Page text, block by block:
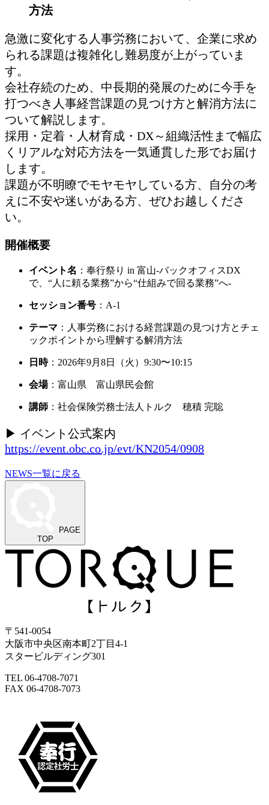
方法
急激に変化する人事労務において、企業に求め
られる課題は複雑化し難易度が上がっていま
す。
会社存続のため、中長期的発展のために今手を
打つべき人事経営課題の見つけ方と解消方法に
ついて解説します。
採用・定着・人材育成・DX～組織活性まで幅広
くリアルな対応方法を一気通貫した形でお届け
します。
課題が不明瞭でモヤモヤしている方、自分の考
えに不安や迷いがある方、ぜひお越しくださ
い。
開催概要
イベント名 ：奉行祭り in 富山-バックオフィスDX
で、“人に頼る業務”から“仕組みで回る業務”へ-
セッション番号 ：A-1
テーマ ：人事労務における経営課題の見つけ方とチェ
ックポイントから理解する解消方法
日時：2026年9月8日（火）9:30〜10:15
会場：富山県 富山県民会館
講師 ：社会保険労務士法人トルク 穂積 完聡
▶ イベント公式案内
https://event.obc.co.jp/evt/KN2054/0908
NEWS一覧に戻る
PAGE
TOP
〒541-0054
大阪市中央区南本町2丁目4-1
スタービルディング301
TEL 06-4708-7071
FAX 06-4708-7073